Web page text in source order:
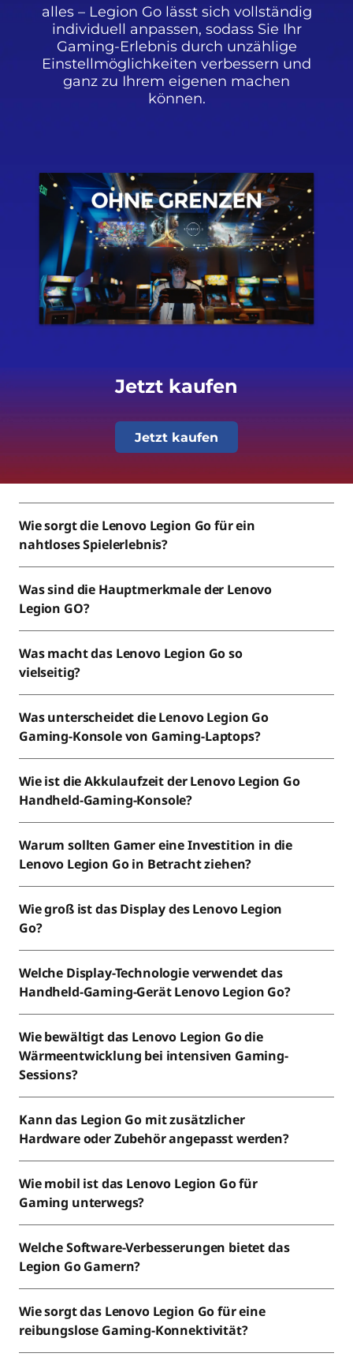
alles – Legion Go lässt sich vollständig
individuell anpassen, sodass Sie Ihr
Gaming-Erlebnis durch unzählige
Einstellmöglichkeiten verbessern und
ganz zu Ihrem eigenen machen
können.
Jetzt kaufen
Jetzt kaufen
Wie sorgt die Lenovo Legion Go für ein
nahtloses Spielerlebnis?
Was sind die Hauptmerkmale der Lenovo
Legion GO?
Was macht das Lenovo Legion Go so
vielseitig?
Was unterscheidet die Lenovo Legion Go
Gaming-Konsole von Gaming-Laptops?
Wie ist die Akkulaufzeit der Lenovo Legion Go
Handheld-Gaming-Konsole?
Warum sollten Gamer eine Investition in die
Lenovo Legion Go in Betracht ziehen?
Wie groß ist das Display des Lenovo Legion
Go?
Welche Display-Technologie verwendet das
Handheld-Gaming-Gerät Lenovo Legion Go?
Wie bewältigt das Lenovo Legion Go die
Wärmeentwicklung bei intensiven Gaming-
Sessions?
Kann das Legion Go mit zusätzlicher
Hardware oder Zubehör angepasst werden?
Wie mobil ist das Lenovo Legion Go für
Gaming unterwegs?
Welche Software-Verbesserungen bietet das
Legion Go Gamern?
Wie sorgt das Lenovo Legion Go für eine
reibungslose Gaming-Konnektivität?